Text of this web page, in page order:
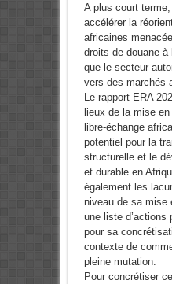
A plus court
accélérer la
africaines
droits de douane à
que le secteur
vers des marchés
Le rapport ERA
lieux de la mise
libre-échange
potentiel pour la
structurelle et le
et durable en
également les
niveau de sa
une liste d’actions
pour sa
contexte de
pleine mutation.
Pour concrétiser